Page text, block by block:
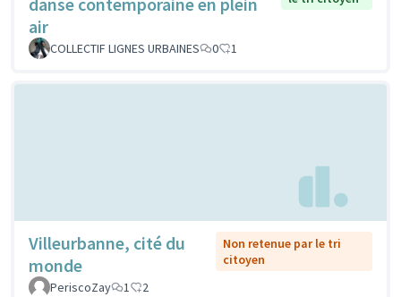
air
COLLECTIF LIGNES URBAINES 0 1
Villeurbanne, cité du
monde
Non retenue par le tri
citoyen
PeriscoZay
1 2